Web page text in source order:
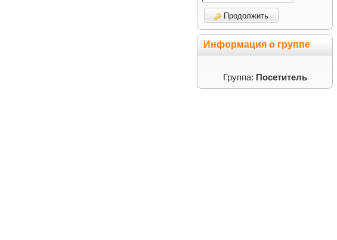
Продолжить
Информация о группе
Группа: Посетитель